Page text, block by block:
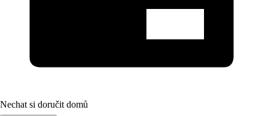
Nechat si doručit domů